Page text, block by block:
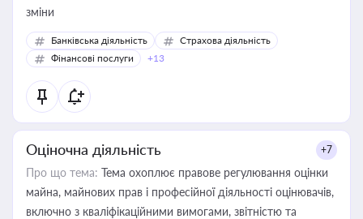
зміни
Банківська діяльність
Страхова діяльність
Фінансові послуги
+13
Оціночна діяльність +7
Про що тема: Тема охоплює правове регулювання оцінки
майна, майнових прав і професійної діяльності оцінювачів,
включно з кваліфікаційними вимогами, звітністю та